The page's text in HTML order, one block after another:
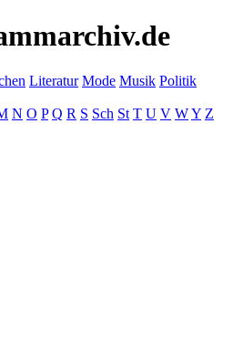
Literatur Mode Musik Politik
N O P Q R S Sch St T U V WY Z